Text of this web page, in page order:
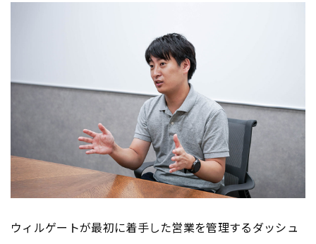
ウィルゲートが最初に着手した営業を管理するダッシュ